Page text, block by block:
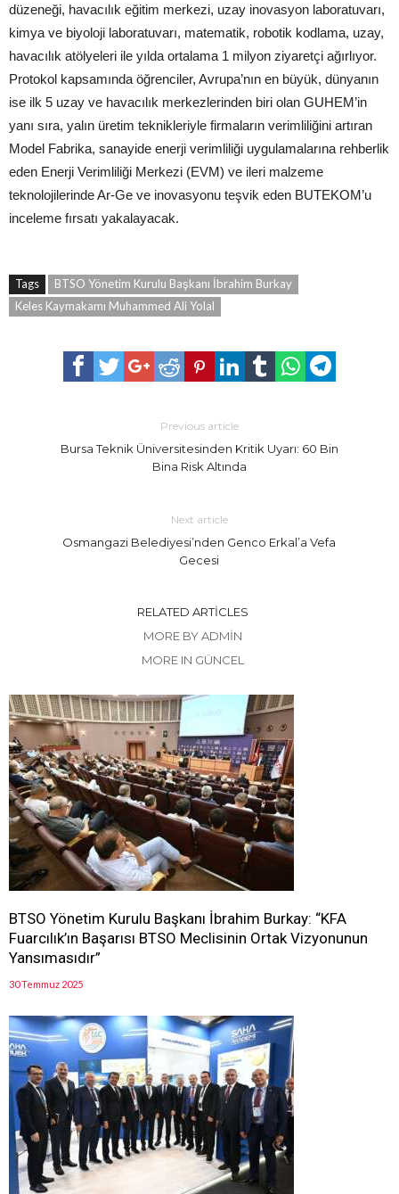
düzeneği, havacılık eğitim merkezi, uzay inovasyon laboratuvarı,
kimya ve biyoloji laboratuvarı, matematik, robotik kodlama, uzay,
havacılık atölyeleri ile yılda ortalama 1 milyon ziyaretçi ağırlıyor.
Protokol kapsamında öğrenciler, Avrupa’nın en büyük, dünyanın
ise ilk 5 uzay ve havacılık merkezlerinden biri olan GUHEM’in
yanı sıra, yalın üretim teknikleriyle firmaların verimliliğini artıran
Model Fabrika, sanayide enerji verimliliği uygulamalarına rehberlik
eden Enerji Verimliliği Merkezi (EVM) ve ileri malzeme
teknolojilerinde Ar-Ge ve inovasyonu teşvik eden BUTEKOM’u
inceleme fırsatı yakalayacak.
Tags
BTSO Yönetim Kurulu Başkanı İbrahim Burkay
Keles Kaymakamı Muhammed Ali Yolal
Previous article
Bursa Teknik Üniversitesinden Kritik Uyarı: 60 Bin
Bina Risk Altında
Next article
Osmangazi Belediyesi’nden Genco Erkal’a Vefa
Gecesi
RELATED ARTICLES
MORE BY ADMIN
MORE IN GÜNCEL
BTSO Yönetim Kurulu Başkanı İbrahim Burkay: “KFA
Fuarcılık’ın Başarısı BTSO Meclisinin Ortak Vizyonunun
Yansımasıdır”
30 Temmuz 2025